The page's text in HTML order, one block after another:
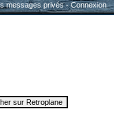
messages privés-Connexion